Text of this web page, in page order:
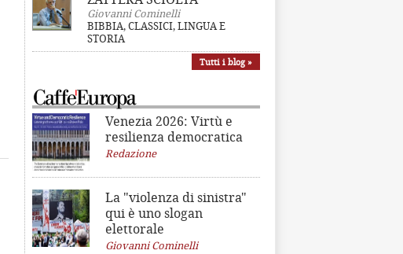
Giovanni Cominelli
BIBBIA, CLASSICI, LINGUA E
STORIA
Tutti i blog »
Venezia 2026: Virtù e
resilienza democratica
Redazione
La "violenza di sinistra"
qui è uno slogan
elettorale
Giovanni Cominelli